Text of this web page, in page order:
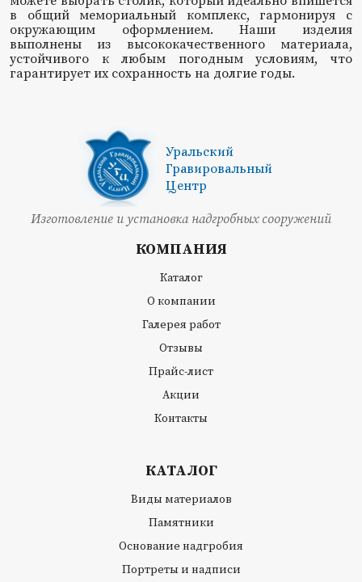
в общий мемориальный комплекс, гармонируя с
окружающим оформлением. Наши изделия
выполнены из высококачественного материала,
устойчивого к любым погодным условиям, что
гарантирует их сохранность на долгие годы.
Уральский
Гравировальный
Центр
Изготовление и установка надгробных сооружений
КОМПАНИЯ
Каталог
О компании
Галерея работ
Отзывы
Прайс-лист
Акции
Контакты
КАТАЛОГ
Виды материалов
Памятники
Основание надгробия
Портреты и надписи